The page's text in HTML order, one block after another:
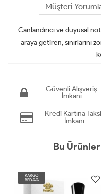
Müşteri
Canlandırıcı ve duyusal
araya getiren, sınırlarını
Güvenli Alışveriş
İmkanı
Kredi Kartına
İmkanı
Bu
KARGO
BEDAVA